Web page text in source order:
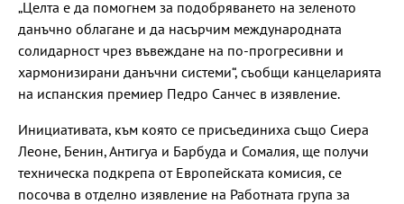
„Целта е да помогнем за подобряването на зеленото
данъчно облагане и да насърчим международната
солидарност чрез въвеждане на по-прогресивни и
хармонизирани данъчни системи“, съобщи канцеларията
на испанския премиер Педро Санчес в изявление.
Инициативата, към която се присъединиха също Сиера
Леоне, Бенин, Антигуа и Барбуда и Сомалия, ще получи
техническа подкрепа от Европейската комисия, се
посочва в отделно изявление на Работната група за